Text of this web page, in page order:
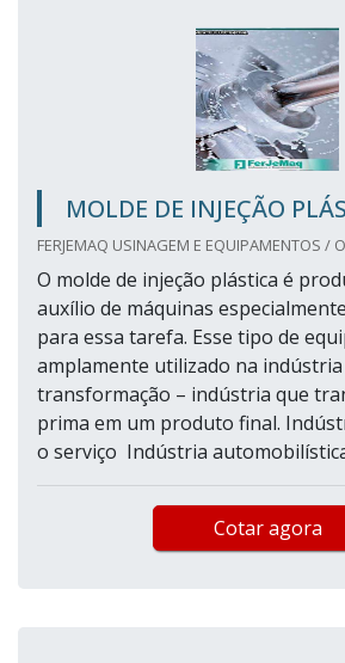
MOLDE DE INJEÇÃO
FERJEMAQ USINAGEM E EQUIPAMENTOS /
O molde de injeção plástica é
auxílio de máquinas
para essa tarefa. Esse tipo de
amplamente utilizado na indústria
transformação – indústria que
prima em um produto final.
o serviço Indústria
Cotar agora